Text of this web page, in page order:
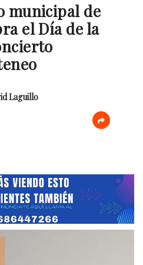
municipal de
el Día de la
Laguillo